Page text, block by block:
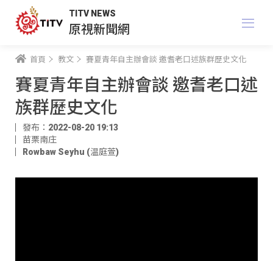
TITV NEWS
原視新聞網
首頁 教文 賽夏青年自主辦會談 邀耆老口述族群歷史文化
賽夏青年自主辦會談 邀耆老口述
族群歷史文化
發布：2022-08-20 19:13
苗栗南庄
Rowbaw Seyhu (温庭萱)